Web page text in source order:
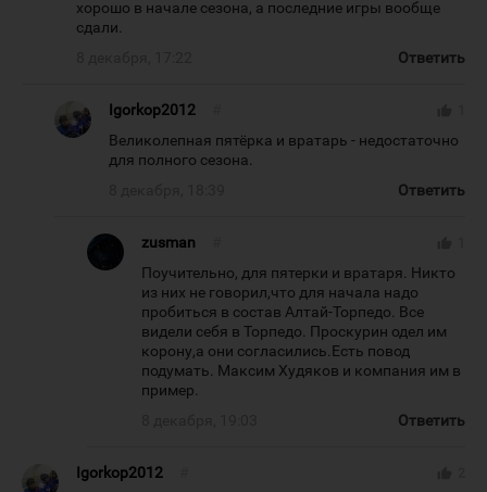
хорошо в начале сезона, а последние игры вообще
сдали.
Ответить
Igorkop2012
Великолепная пятёрка и вратарь - недостаточно
для полного сезона.
Ответить
zusman
Поучительно, для пятерки и вратаря. Никто
из них не говорил,что для начала надо
пробиться в состав Алтай-Торпедо. Все
видели себя в Торпедо. Проскурин одел им
корону,а они согласились.Есть повод
подумать. Максим Худяков и компания им в
пример.
Ответить
Igorkop2012